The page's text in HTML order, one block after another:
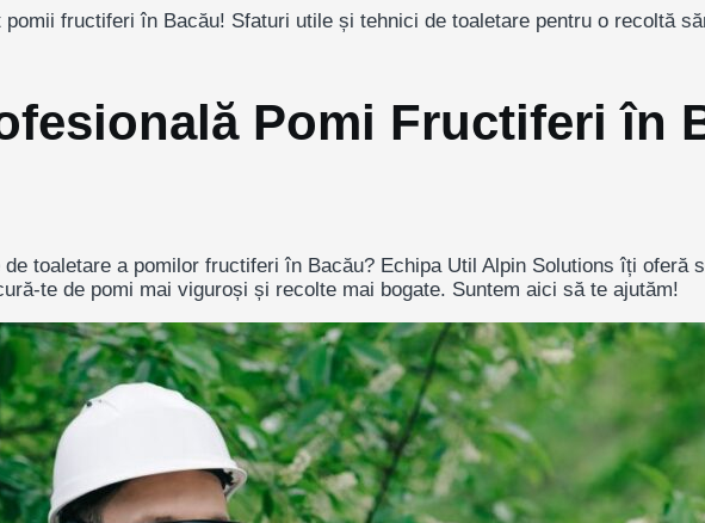
fructiferi în Bacău! Sfaturi utile și tehnici de toaletare pentru o recoltă
Pomi Fructiferi în
toaletare a pomilor fructiferi în Bacău? Echipa Util Alpin Solutions îți oferă
te de pomi mai viguroși și recolte mai bogate. Suntem aici să te ajutăm!